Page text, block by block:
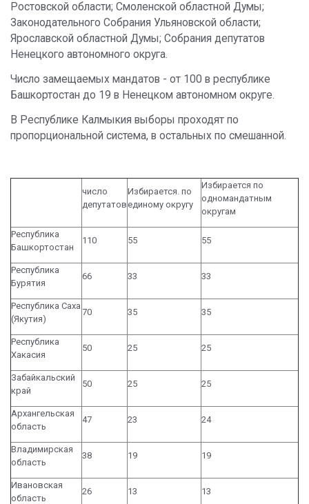
Ростовской области; Смоленской областной Думы;
Законодательного Собрания Ульяновской области;
Ярославской областной Думы; Собрания депутатов
Ненецкого автономного округа.
Число замещаемых мандатов - от 100 в республике
Башкортостан до 19 в Ненецком автономном округе.
В Республике Калмыкия выборы проходят по
пропорциональной система, в остальных по смешанной.
число
депутатов
Избирается. по
единому округу
Избирается по
одномандатным
округам
Республика
Башкортостан
110 55 55
Республика
Бурятия
66 33 33
Республика Саха
(Якутия)
70 35 35
Республика
Хакасия
50 25 25
Забайкальский
край
50 25 25
Архангельская
область
47 23 24
Владимирская
область
38 19 19
Ивановская
область
26 13 13